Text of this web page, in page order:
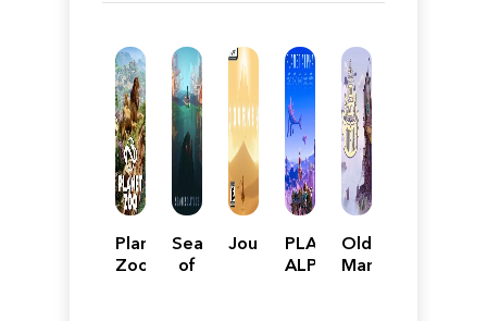
Planet
Zoo
Sea
of
JourneyPLANET
ALPHA
Old
Man's